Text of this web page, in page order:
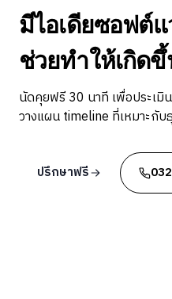
มีไอเดียซอฟต์แ
ช่วยทำให้เกิด
นัดคุยฟรี 30 นาที เพื่อประเมิ
วางแผน timeline ที่เหมาะกั
ปรึกษาฟรี